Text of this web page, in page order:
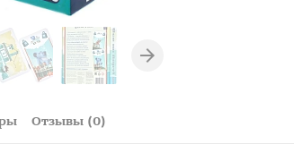
Отзывы (0)